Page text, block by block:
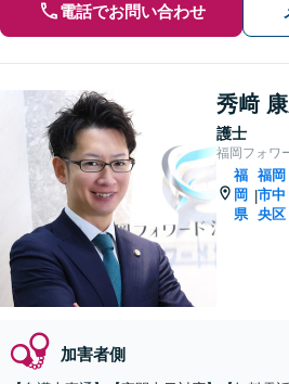
電話でお問い合わせ
秀﨑
護士
福岡フォワ
福
岡
県
|
福岡
市中
央区
加害者側